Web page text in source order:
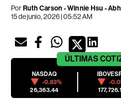
PorRuth Carson - Winnie Hsu -
15 de junio, 2026 | 05:52 AM
ÚLTIMAS
NASDAQ
-0.83%
26,363.44
-